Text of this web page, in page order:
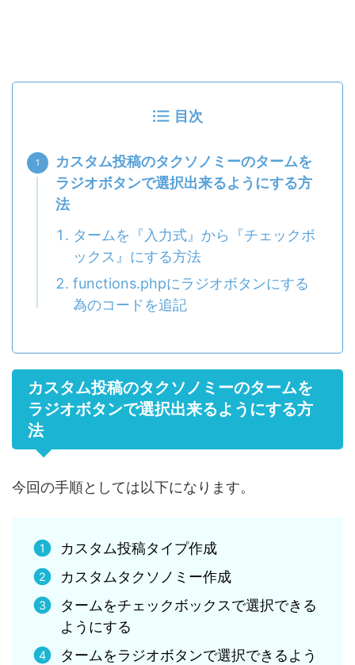
目次
カスタム投稿のタクソノミーのタームを
ラジオボタンで選択出来るようにする方
法
タームを『入力式』から『チェックボ
ックス』にする方法
functions.phpにラジオボタンにする
為のコードを追記
カスタム投稿のタクソノミーのタームを
ラジオボタンで選択出来るようにする方
法
今回の手順としては以下になります。
カスタム投稿タイプ作成
カスタムタクソノミー作成
タームをチェックボックスで選択できる
ようにする
タームをラジオボタンで選択できるよう